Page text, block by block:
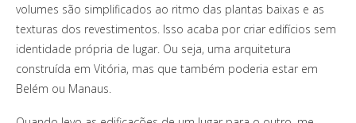
volumes são simplificados ao ritmo das plantas baixas e as
texturas dos revestimentos. Isso acaba por criar edifícios sem
identidade própria de lugar. Ou seja, uma arquitetura
construída em Vitória, mas que também poderia estar em
Belém ou Manaus.